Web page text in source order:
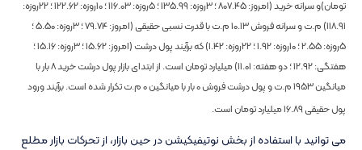
تومان)و سرانه خرید (امروز:807.45؛ 3روزه: 135.99؛ 5روزه: 116.03؛ 10روزه: 122.62؛ 22روزه:
118.91) م.ت و سرانه فروش10.13م.ت با قدرت نسبی حقیقی (امروز:79.74؛ 3روزه: 5.50؛
5روزه:
2.55؛ 10روزه: 1.92؛ 22روزه: 1.42) که برآیند پول درشت (امروز:15.62؛ 3روزه: 15.16؛
هفتگی:12.92؛ دو هفته: 11.01) میلیارد تومان است. از ابتدای بازار پول درشت خرید8بار با
میانگین1953م.ت و پول درشت فروش0بار با میانگین0م.ت تکرار شده است. برآیند ورود
پول حقیقی16.89میلیارد تومان است.
می توانید با استفاده از بخش نوتیفیکیشن در حین بازار، از تحرکات بازار مطلع